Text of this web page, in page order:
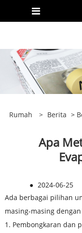
Rumah > Berita >
Apa
● 2024-06-25
Ada berbagai pilihan
masing-masing
1. Pembongkaran dan